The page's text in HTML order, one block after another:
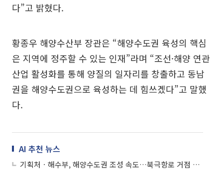
다”고 밝혔다.
황종우 해양수산부 장관은 “해양수도권 육성의 핵심
은 지역에 정주할 수 있는 인재”라며 “조선·해양 연관
산업 활성화를 통해 양질의 일자리를 창출하고 동남
권을 해양수도권으로 육성하는 데 힘쓰겠다”고 말했
다.
AI 추천 뉴스
기획처ㆍ해수부, 해양수도권 조성 속도…북극항로 거점 전략 본격화